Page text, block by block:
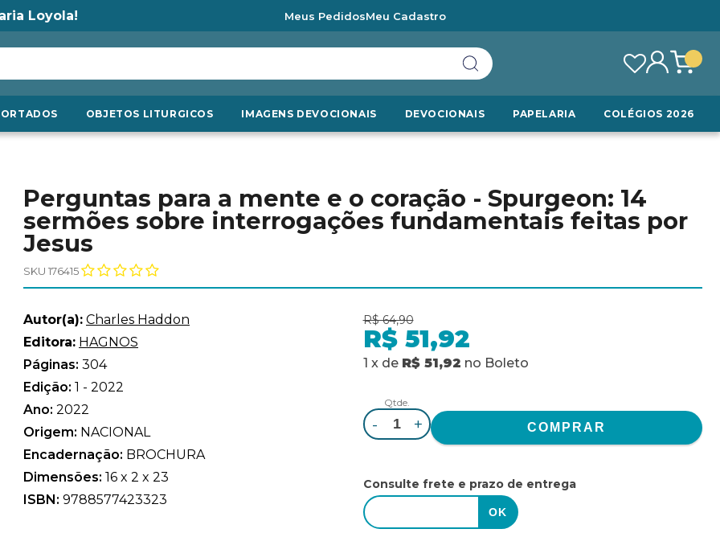
Loyola! Meus PedidosMeu Cadastro
OBJETOS LITURGICOS IMAGENS DEVOCIONAIS DEVOCIONAIS PAPELARIA COLÉGIOS 2026
Perguntas para a mente e o coração - Spurgeon: 14
sermões sobre interrogações fundamentais feitas por
Jesus
SKU 176415
Autor(a): Charles Haddon
Editora: HAGNOS
Páginas: 304
Edição: 1 - 2022
Ano: 2022
Origem: NACIONAL
Encadernação: BROCHURA
Dimensões: 16 x 2 x 23
ISBN: 9788577423323
R$ 64,90
R$ 51,92
1 x de R$ 51,92 no Boleto
Qtde.
- +
Consulte frete e prazo de entrega